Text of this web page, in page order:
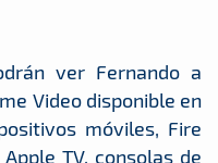
ver Fernando a
Video disponible en
móviles, Fire
TV, consolas de